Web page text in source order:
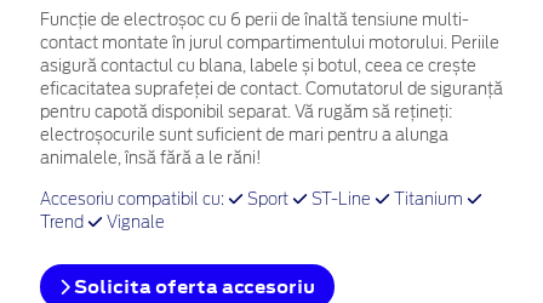
Funcție de electroșoc cu 6 perii de înaltă tensiune multi-
contact montate în jurul compartimentului motorului. Periile
asigură contactul cu blana, labele și botul, ceea ce crește
eficacitatea suprafeței de contact. Comutatorul de siguranță
pentru capotă disponibil separat. Vă rugăm să rețineți:
electroșocurile sunt suficient de mari pentru a alunga
animalele, însă fără a le răni!
Accesoriu compatibil cu: Sport ST-Line
Titanium
Trend
Vignale
Solicita oferta accesoriu